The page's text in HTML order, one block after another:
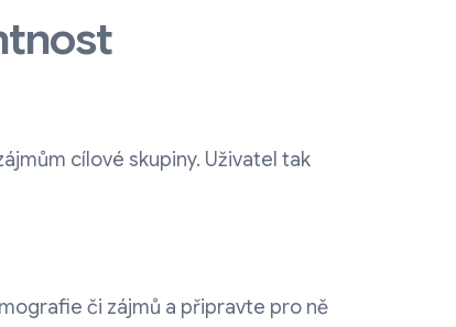
cílové skupiny. Uživatel tak
či zájmů a připravte pro ně